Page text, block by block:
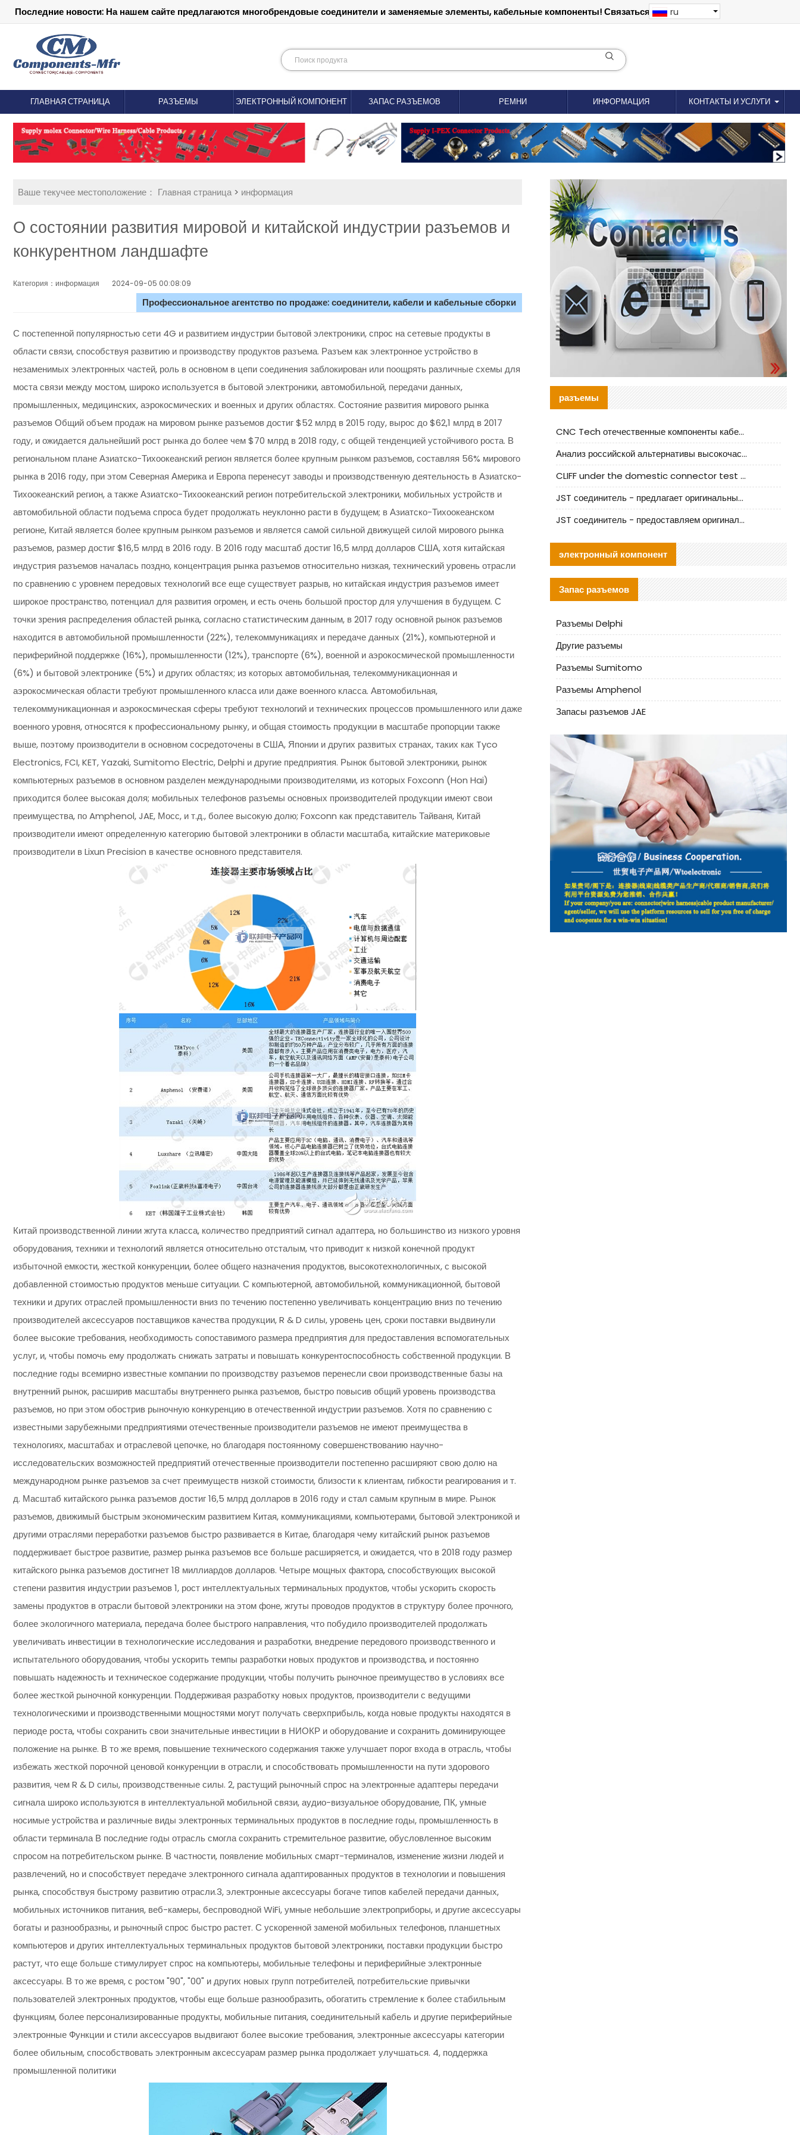
Последние новости: На нашем сайте предлагаются многобрендовые соединители и заменяемые элементы, кабельные компоненты! Связаться: 18012695035
ru
ГЛАВНАЯ СТРАНИЦА РАЗЪЕМЫ ЭЛЕКТРОННЫЙ КОМПОНЕНТ ЗАПАС РАЗЪЕМОВ РЕМНИ ИНФОРМАЦИЯ КОНТАКТЫ И УСЛУГИ
Ваше текучее местоположение： Главная страница> информация
О состоянии развития мировой и китайской индустрии разъемов и
конкурентном ландшафте
Категория：информация 2024-09-05 00:08:09
Профессиональное агентство по продаже: соединители, кабели и кабельные сборки
С постепенной популярностью сети 4G и развитием индустрии бытовой электроники, спрос на сетевые продукты в
области связи, способствуя развитию и производству продуктов разъема. Разъем как электронное устройство в
незаменимых электронных частей, роль в основном в цепи соединения заблокирован или поощрять различные схемы для
моста связи между мостом, широко используется в бытовой электроники, автомобильной, передачи данных,
промышленных, медицинских, аэрокосмических и военных и других областях. Состояние развития мирового рынка
разъемов Общий объем продаж на мировом рынке разъемов достиг $52 млрд в 2015 году, вырос до $62,1 млрд в 2017
году, и ожидается дальнейший рост рынка до более чем $70 млрд в 2018 году, с общей тенденцией устойчивого роста. В
региональном плане Азиатско-Тихоокеанский регион является более крупным рынком разъемов, составляя 56% мирового
рынка в 2016 году, при этом Северная Америка и Европа перенесут заводы и производственную деятельность в Азиатско-
Тихоокеанский регион, а также Азиатско-Тихоокеанский регион потребительской электроники, мобильных устройств и
автомобильной области подъема спроса будет продолжать неуклонно расти в будущем; в Азиатско-Тихоокеанском
регионе, Китай является более крупным рынком разъемов и является самой сильной движущей силой мирового рынка
разъемов, размер достиг $16,5 млрд в 2016 году. В 2016 году масштаб достиг 16,5 млрд долларов США, хотя китайская
индустрия разъемов началась поздно, концентрация рынка разъемов относительно низкая, технический уровень отрасли
по сравнению с уровнем передовых технологий все еще существует разрыв, но китайская индустрия разъемов имеет
широкое пространство, потенциал для развития огромен, и есть очень большой простор для улучшения в будущем. С
точки зрения распределения областей рынка, согласно статистическим данным, в 2017 году основной рынок разъемов
находится в автомобильной промышленности (22%), телекоммуникациях и передаче данных (21%), компьютерной и
периферийной поддержке (16%), промышленности (12%), транспорте (6%), военной и аэрокосмической промышленности
(6%) и бытовой электронике (5%) и других областях; из которых автомобильная, телекоммуникационная и
аэрокосмическая области требуют промышленного класса или даже военного класса. Автомобильная,
телекоммуникационная и аэрокосмическая сферы требуют технологий и технических процессов промышленного или даже
военного уровня, относятся к профессиональному рынку, и общая стоимость продукции в масштабе пропорции также
выше, поэтому производители в основном сосредоточены в США, Японии и других развитых странах, таких как Tyco
Electronics, FCI, KET, Yazaki, Sumitomo Electric, Delphi и другие предприятия. Рынок бытовой электроники, рынок
компьютерных разъемов в основном разделен международными производителями, из которых Foxconn (Hon Hai)
приходится более высокая доля; мобильных телефонов разъемы основных производителей продукции имеют свои
преимущества, по Amphenol, JAE, Мосс, и т.д., более высокую долю; Foxconn как представитель Тайваня, Китай
производители имеют определенную категорию бытовой электроники в области масштаба, китайские материковые
производители в Lixun Precision в качестве основного представителя.
Китай производственной линии жгута класса, количество предприятий сигнал адаптера, но большинство из низкого уровня
оборудования, техники и технологий является относительно отсталым, что приводит к низкой конечной продукт
избыточной емкости, жесткой конкуренции, более общего назначения продуктов, высокотехнологичных, с высокой
добавленной стоимостью продуктов меньше ситуации. С компьютерной, автомобильной, коммуникационной, бытовой
техники и других отраслей промышленности вниз по течению постепенно увеличивать концентрацию вниз по течению
производителей аксессуаров поставщиков качества продукции, R & D силы, уровень цен, сроки поставки выдвинули
более высокие требования, необходимость сопоставимого размера предприятия для предоставления вспомогательных
услуг, и, чтобы помочь ему продолжать снижать затраты и повышать конкурентоспособность собственной продукции. В
последние годы всемирно известные компании по производству разъемов перенесли свои производственные базы на
внутренний рынок, расширив масштабы внутреннего рынка разъемов, быстро повысив общий уровень производства
разъемов, но при этом обострив рыночную конкуренцию в отечественной индустрии разъемов. Хотя по сравнению с
известными зарубежными предприятиями отечественные производители разъемов не имеют преимущества в
технологиях, масштабах и отраслевой цепочке, но благодаря постоянному совершенствованию научно-
исследовательских возможностей предприятий отечественные производители постепенно расширяют свою долю на
международном рынке разъемов за счет преимуществ низкой стоимости, близости к клиентам, гибкости реагирования и т.
д. Масштаб китайского рынка разъемов достиг 16,5 млрд долларов в 2016 году и стал самым крупным в мире. Рынок
разъемов, движимый быстрым экономическим развитием Китая, коммуникациями, компьютерами, бытовой электроникой и
другими отраслями переработки разъемов быстро развивается в Китае, благодаря чему китайский рынок разъемов
поддерживает быстрое развитие, размер рынка разъемов все больше расширяется, и ожидается, что в 2018 году размер
китайского рынка разъемов достигнет 18 миллиардов долларов. Четыре мощных фактора, способствующих высокой
степени развития индустрии разъемов 1, рост интеллектуальных терминальных продуктов, чтобы ускорить скорость
замены продуктов в отрасли бытовой электроники на этом фоне, жгуты проводов продуктов в структуру более прочного,
более экологичного материала, передача более быстрого направления, что побудило производителей продолжать
увеличивать инвестиции в технологические исследования и разработки, внедрение передового производственного и
испытательного оборудования, чтобы ускорить темпы разработки новых продуктов и производства, и постоянно
повышать надежность и техническое содержание продукции, чтобы получить рыночное преимущество в условиях все
более жесткой рыночной конкуренции. Поддерживая разработку новых продуктов, производители с ведущими
технологическими и производственными мощностями могут получать сверхприбыль, когда новые продукты находятся в
периоде роста, чтобы сохранить свои значительные инвестиции в НИОКР и оборудование и сохранить доминирующее
положение на рынке. В то же время, повышение технического содержания также улучшает порог входа в отрасль, чтобы
избежать жесткой порочной ценовой конкуренции в отрасли, и способствовать промышленности на пути здорового
развития, чем R & D силы, производственные силы. 2, растущий рыночный спрос на электронные адаптеры передачи
сигнала широко используются в интеллектуальной мобильной связи, аудио-визуальное оборудование, ПК, умные
носимые устройства и различные виды электронных терминальных продуктов в последние годы, промышленность в
области терминала В последние годы отрасль смогла сохранить стремительное развитие, обусловленное высоким
спросом на потребительском рынке. В частности, появление мобильных смарт-терминалов, изменение жизни людей и
развлечений, но и способствует передаче электронного сигнала адаптированных продуктов в технологии и повышения
рынка, способствуя быстрому развитию отрасли.3, электронные аксессуары богаче типов кабелей передачи данных,
мобильных источников питания, веб-камеры, беспроводной WiFi, умные небольшие электроприборы, и другие аксессуары
богаты и разнообразны, и рыночный спрос быстро растет. С ускоренной заменой мобильных телефонов, планшетных
компьютеров и других интеллектуальных терминальных продуктов бытовой электроники, поставки продукции быстро
растут, что еще больше стимулирует спрос на компьютеры, мобильные телефоны и периферийные электронные
аксессуары. В то же время, с ростом "90", "00" и других новых групп потребителей, потребительские привычки
пользователей электронных продуктов, чтобы еще больше разнообразить, обогатить стремление к более стабильным
функциям, более персонализированные продукты, мобильные питания, соединительный кабель и другие периферийные
электронные Функции и стили аксессуаров выдвигают более высокие требования, электронные аксессуары категории
более обильным, способствовать электронным аксессуарам размер рынка продолжает улучшаться. 4, поддержка
промышленной политики
разъемы
CNC Tech отечественные компоненты кабельной арматуры оценка и руководство по производственному внедрению
Анализ российской альтернативы высокочастотных кабельных колодцев I-PEX
CLIFF under the domestic connector test standard update
JST соединитель - предлагает оригинальные и заменяющие JST NSHR-02V-S соединители
JST соединитель - предоставляем оригинальные JST GHR-09V-S соединители и их аналоги
электронный компонент
Запас разъемов
Разъемы Delphi
Другие разъемы
Разъемы Sumitomo
Разъемы Amphenol
Запасы разъемов JAE